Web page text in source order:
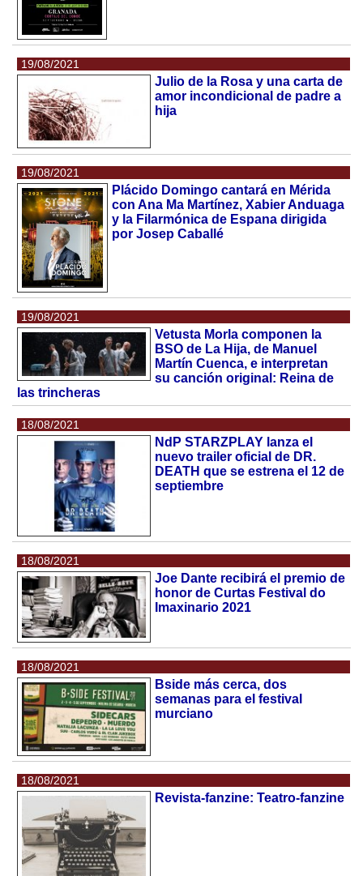
19/08/2021
Julio de la Rosa y una carta de
amor incondicional de padre a
hija
19/08/2021
Plácido Domingo cantará en Mérida
con Ana Ma Martínez, Xabier Anduaga
y la Filarmónica de Espana dirigida
por Josep Caballé
19/08/2021
Vetusta Morla componen la
BSO de La Hija, de Manuel
Martín Cuenca, e interpretan
su canción original: Reina de
las trincheras
18/08/2021
NdP STARZPLAY lanza el
nuevo trailer oficial de DR.
DEATH que se estrena el 12 de
septiembre
18/08/2021
Joe Dante recibirá el premio de
honor de Curtas Festival do
Imaxinario 2021
18/08/2021
Bside más cerca, dos
semanas para el festival
murciano
18/08/2021
Revista-fanzine: Teatro-fanzine